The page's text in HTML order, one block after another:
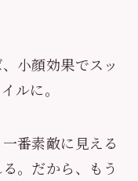
小顔効果でスッ
ルに。
番素敵に見える
。だから、もう